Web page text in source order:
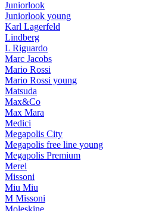
Juniorlook
Juniorlook young
Karl Lagerfeld
Lindberg
L Riguardo
Marc Jacobs
Mario Rossi
Mario Rossi young
Matsuda
Max&Co
Max Mara
Medici
Megapolis City
Megapolis free line young
Megapolis Premium
Merel
Missoni
Miu Miu
M Missoni
Moleskine